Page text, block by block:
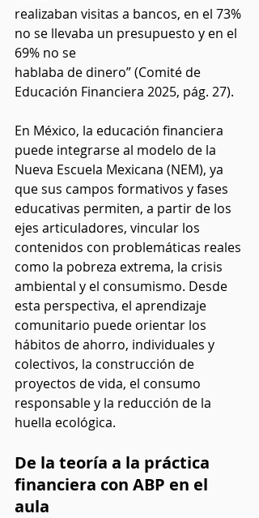
realizaban visitas a bancos, en el 73%
no se llevaba un presupuesto y en el
69% no se
hablaba de dinero” (Comité de
Educación Financiera 2025, pág. 27).
En México, la educación financiera
puede integrarse al modelo de la
Nueva Escuela Mexicana (NEM), ya
que sus campos formativos y fases
educativas permiten, a partir de los
ejes articuladores, vincular los
contenidos con problemáticas reales
como la pobreza extrema, la crisis
ambiental y el consumismo. Desde
esta perspectiva, el aprendizaje
comunitario puede orientar los
hábitos de ahorro, individuales y
colectivos, la construcción de
proyectos de vida, el consumo
responsable y la reducción de la
huella ecológica.
De la teoría a la práctica
financiera con ABP en el
aula